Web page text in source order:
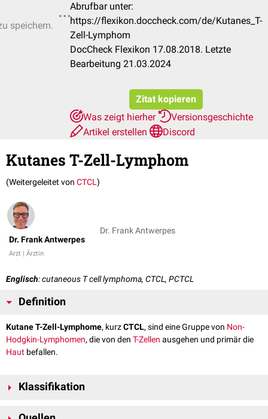
speichern.
Abrufbar unter:
https://flexikon.doccheck.com/de/Kutanes_T-
Zell-Lymphom
DocCheck Flexikon 17.08.2018. Letzte
Bearbeitung 21.03.2024
Zitat kopieren
Was zeigt hierher
Versionsgeschichte
Artikel erstellen
Discord
Kutanes T-Zell-Lymphom
(Weitergeleitet von CTCL)
Dr. Frank Antwerpes
Arzt | Ärztin
Dr. Frank Antwerpes
Englisch: cutaneous T cell lymphoma, CTCL, PCTCL
Definition
Kutane T-Zell-Lymphome, kurzCTCL, sind eine Gruppe von Non-
Hodgkin-Lymphomen, die von den T-Zellen ausgehen und primär die
Haut befallen.
Klassifikation